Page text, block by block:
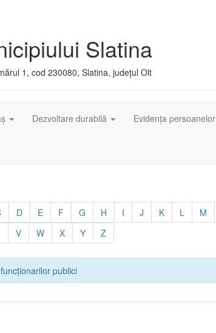
Slatina
1, cod 230080, Slatina, județul Olt
Dezvoltare durabilă Evidența persoanelor
D E F G H I J K L M
V W X Y Z
publici